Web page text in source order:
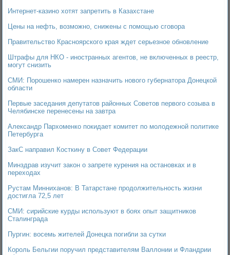
Интернет-казино хотят запретить в Казахстане
Цены на нефть, возможно, снижены с помощью сговора
Правительство Красноярского края ждет серьезное обновление
Штрафы для НКО - иностранных агентов, не включенных в реестр,
могут снизить
СМИ: Порошенко намерен назначить нового губернатора Донецкой
области
Первые заседания депутатов районных Советов первого созыва в
Челябинске перенесены на завтра
Александр Пархоменко покидает комитет по молодежной политике
Петербурга
ЗакС направил Косткину в Совет Федерации
Минздрав изучит закон о запрете курения на остановках и в
переходах
Рустам Минниханов: В Татарстане продолжительность жизни
достигла 72,5 лет
СМИ: сирийские курды используют в боях опыт защитников
Сталинграда
Пургин: восемь жителей Донецка погибли за сутки
Король Бельгии поручил представителям Валлонии и Фландрии